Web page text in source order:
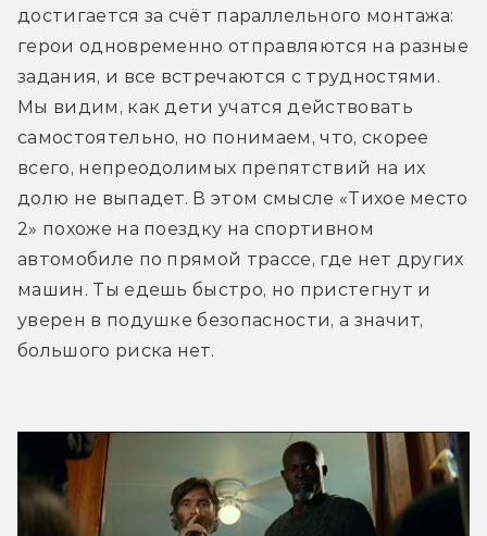
достигается за счёт параллельного монтажа:
герои одновременно отправляются на разные
задания, и все встречаются с трудностями.
Мы видим, как дети учатся действовать
самостоятельно, но понимаем, что, скорее
всего, непреодолимых препятствий на их
долю не выпадет. В этом смысле «Тихое место
2» похоже на поездку на спортивном
автомобиле по прямой трассе, где нет других
машин. Ты едешь быстро, но пристегнут и
уверен в подушке безопасности, а значит,
большого риска нет.